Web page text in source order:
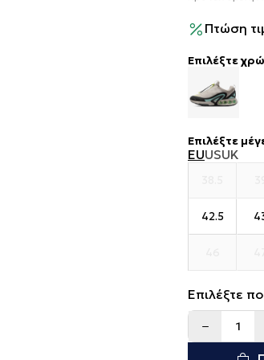
Πτώση
Επιλέξτε
Επιλέξτε
EUUSUK
42.5
Επιλέξτε